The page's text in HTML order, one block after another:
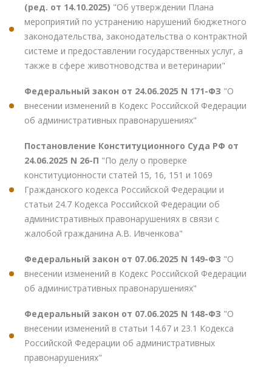
(ред. от 14.10.2025) "Об утверждении Плана
мероприятий по устранению нарушений бюджетного
законодательства, законодательства о контрактной
системе и предоставлении государственных услуг, а
также в сфере животноводства и ветеринарии"
Федеральный закон от 24.06.2025 N 171-ФЗ "О
внесении изменений в Кодекс Российской Федерации
об административных правонарушениях"
Постановление Конституционного Суда РФ от
24.06.2025 N 26-П "По делу о проверке
конституционности статей 15, 16, 151 и 1069
Гражданского кодекса Российской Федерации и
статьи 24.7 Кодекса Российской Федерации об
административных правонарушениях в связи с
жалобой гражданина А.В. Ивченкова"
Федеральный закон от 07.06.2025 N 149-ФЗ "О
внесении изменений в Кодекс Российской Федерации
об административных правонарушениях"
Федеральный закон от 07.06.2025 N 148-ФЗ "О
внесении изменений в статьи 14.67 и 23.1 Кодекса
Российской Федерации об административных
правонарушениях"